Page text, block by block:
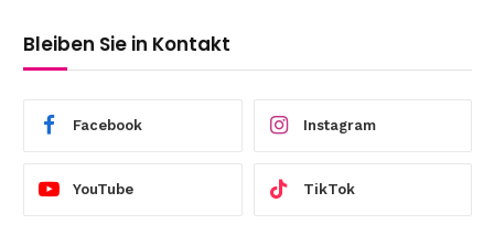
Bleiben Sie in Kontakt
Facebook Instagram
YouTube TikTok